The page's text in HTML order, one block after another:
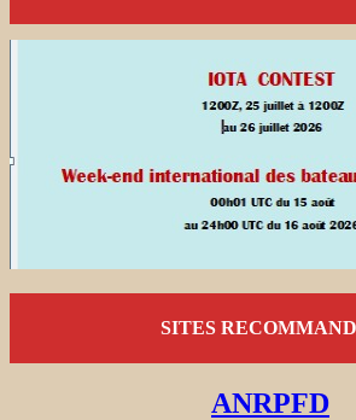
SITES
ANRPFD